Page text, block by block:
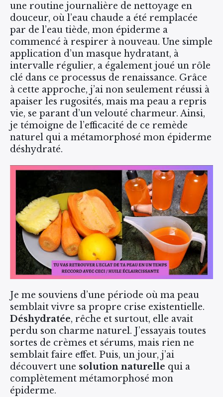
une routine journalière de nettoyage en
douceur, où l’eau chaude a été remplacée
par de l’eau tiède, mon épiderme a
commencé à respirer à nouveau. Une simple
application d’un masque hydratant, à
intervalle régulier, a également joué un rôle
clé dans ce processus de renaissance. Grâce
à cette approche, j’ai non seulement réussi à
apaiser les rugosités, mais ma peau a repris
vie, se parant d’un velouté charmeur. Ainsi,
je témoigne de l’efficacité de ce remède
naturel qui a métamorphosé mon épiderme
déshydraté.
Je me souviens d’une période où ma peau
semblait vivre sa propre crise existentielle.
Déshydratée, rêche et surtout, elle avait
perdu son charme naturel. J’essayais toutes
sortes de crèmes et sérums, mais rien ne
semblait faire effet. Puis, un jour, j’ai
découvert une solution naturelle qui a
complètement métamorphosé mon
épiderme.